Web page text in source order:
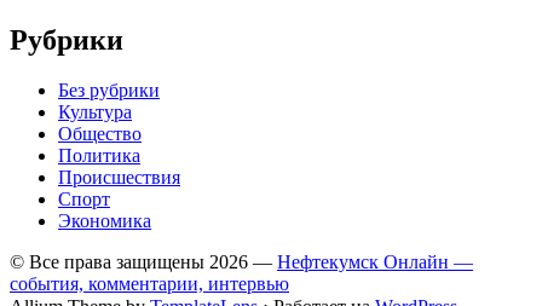
Рубрики
Без рубрики
Культура
Общество
Политика
Происшествия
Спорт
Экономика
© Все права защищены 2026 — Нефтекумск Онлайн —
события, комментарии, интервью